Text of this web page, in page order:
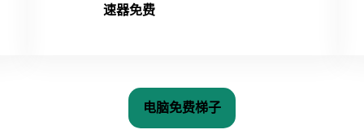
速器免费
电脑免费梯子